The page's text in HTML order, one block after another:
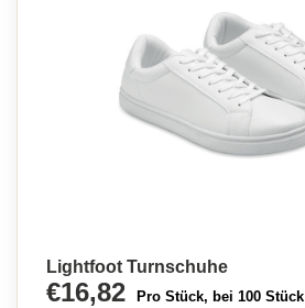
Lightfoot Turnschuhe
€16,82 Pro Stück, bei 100 Stück